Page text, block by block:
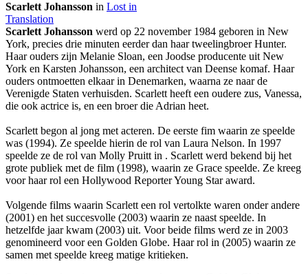
Scarlett Johansson in Lost in
Translation
Scarlett Johansson werd op 22 november 1984 geboren in New
York, precies drie minuten eerder dan haar tweelingbroer Hunter.
Haar ouders zijn Melanie Sloan, een Joodse producente uit New
York en Karsten Johansson, een architect van Deense komaf. Haar
ouders ontmoetten elkaar in Denemarken, waarna ze naar de
Verenigde Staten verhuisden. Scarlett heeft een oudere zus, Vanessa,
die ook actrice is, en een broer die Adrian heet.
Scarlett begon al jong met acteren. De eerste fim waarin ze speelde
was (1994). Ze speelde hierin de rol van Laura Nelson. In 1997
speelde ze de rol van Molly Pruitt in . Scarlett werd bekend bij het
grote publiek met de film (1998), waarin ze Grace speelde. Ze kreeg
voor haar rol een Hollywood Reporter Young Star award.
Volgende films waarin Scarlett een rol vertolkte waren onder andere
(2001) en het succesvolle (2003) waarin ze naast speelde. In
hetzelfde jaar kwam (2003) uit. Voor beide films werd ze in 2003
genomineerd voor een Golden Globe. Haar rol in (2005) waarin ze
samen met speelde kreeg matige kritieken.